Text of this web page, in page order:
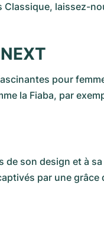
Classique, laissez-
pour
la Fiaba, par
son design et à
par une